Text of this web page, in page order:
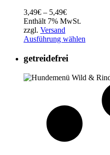
3,49€ – 5,49€Preisspanne:
3,49€
5,49€
Enthält 7% MwSt.
zzgl. Versand
Ausführung wählen
getreidefrei